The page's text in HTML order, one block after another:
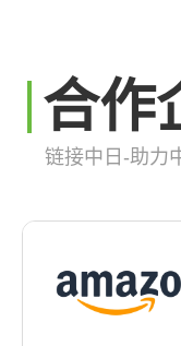
合作
链接中日-助力